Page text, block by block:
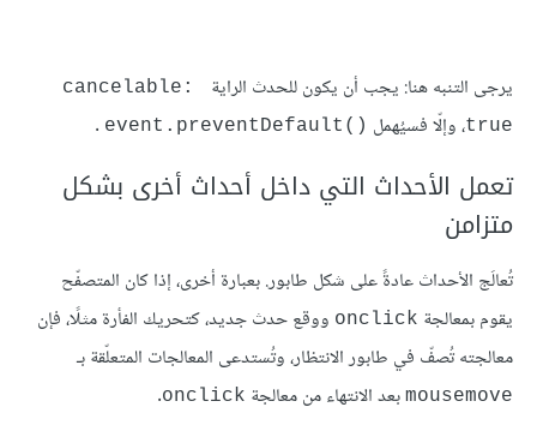
يرجى التنبه هنا: يجب أن يكون للحدث الراية
cancelable:
true، وإلّا فسيُهمل event.preventDefault()‎
.
تعمل الأحداث التي داخل أحداث أخرى بشكل
متزامن
تُعالَج الأحداث عادةً على شكل طابور. بعبارة أخرى، إذا كان المتصفّح
يقوم بمعالجة onclick ووقع حدث جديد، كتحريك الفأرة مثلًا، فإن
معالجته تُصفّ في طابور الانتظار، وتُستدعى المعالجات المتعلّقة بـ
mousemove بعد الانتهاء من معالجة onclick
.